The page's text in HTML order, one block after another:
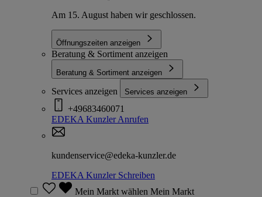
Am 15. August haben wir geschlossen.
Öffnungszeiten anzeigen
Beratung & Sortiment anzeigen
Beratung & Sortiment anzeigen
Services anzeigen Services anzeigen
+49683460071
EDEKA KunzlerAnrufen
kundenservice@edeka-kunzler.de
EDEKA KunzlerSchreiben
Mein Markt wählen Mein Markt